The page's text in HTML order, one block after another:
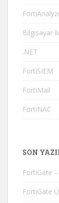
Bilgisayar
.NET
FortiSIEM
FortiMail
FortiNAC
SON
FortiGate
FortiGate